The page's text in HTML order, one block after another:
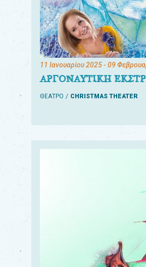
11 Ιανουαρίου 2025- 09
ΑΡΓΟΝΑΥΤΙΚΗ
ΘΕΑΤΡΟ CHRISTMAS THEATER